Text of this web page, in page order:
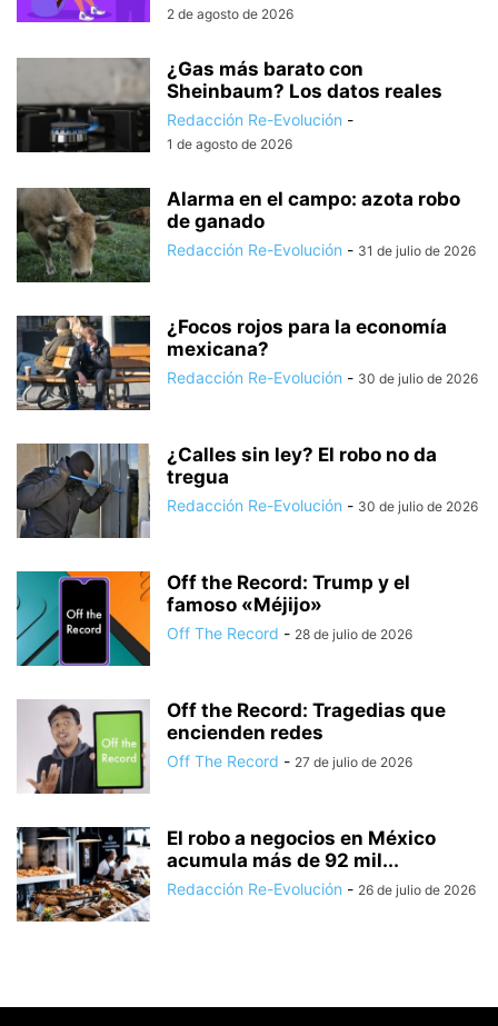
2 de agosto de 2026
¿Gas más barato con
Sheinbaum? Los datos reales
Redacción Re-Evolución -
1 de agosto de 2026
Alarma en el campo: azota robo
de ganado
Redacción Re-Evolución - 31 de julio de 2026
¿Focos rojos para la economía
mexicana?
Redacción Re-Evolución - 30 de julio de 2026
¿Calles sin ley? El robo no da
tregua
Redacción Re-Evolución - 30 de julio de 2026
Off the Record: Trump y el
famoso «Méjijo»
Off The Record - 28 de julio de 2026
Off the Record: Tragedias que
encienden redes
Off The Record - 27 de julio de 2026
El robo a negocios en México
acumula más de 92 mil...
Redacción Re-Evolución - 26 de julio de 2026